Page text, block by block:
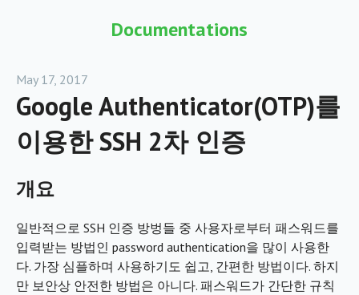
Documentations
May 17, 2017
Google Authenticator(OTP)를
이용한 SSH 2차 인증
개요
일반적으로 SSH 인증 방벙들 중 사용자로부터 패스워드를
입력받는 방법인 password authentication을 많이 사용한
다. 가장 심플하며 사용하기도 쉽고, 간편한 방법이다. 하지
만 보안상 안전한 방법은 아니다. 패스워드가 간단한 규칙